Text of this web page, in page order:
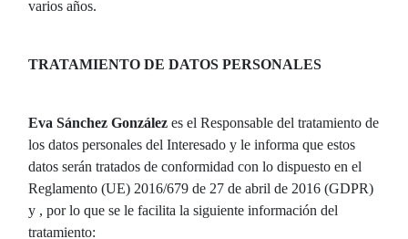
varios años.
TRATAMIENTO DE DATOS PERSONALES
Eva Sánchez González es el Responsable del tratamiento de
los datos personales del Interesado y le informa que estos
datos serán tratados de conformidad con lo dispuesto en el
Reglamento (UE) 2016/679 de 27 de abril de 2016 (GDPR)
y , por lo que se le facilita la siguiente información del
tratamiento: